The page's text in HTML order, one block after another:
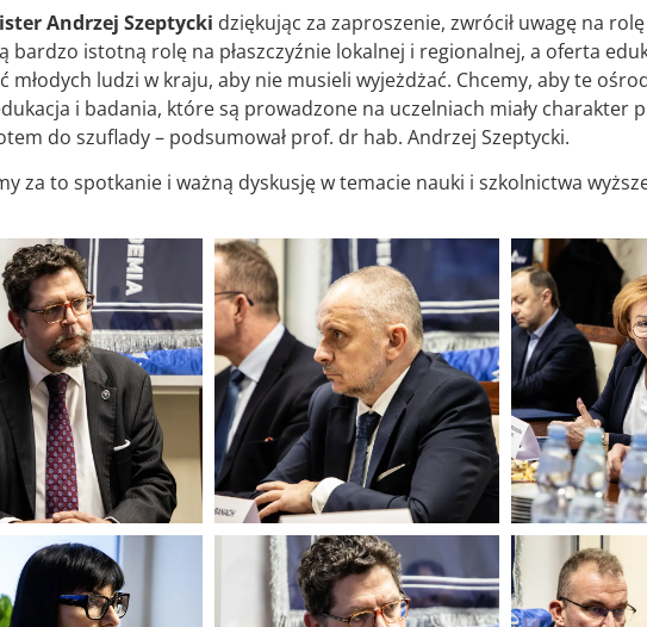
Andrzej Szeptycki dziękując za zaproszenie, zwrócił uwagę na
bardzo istotną rolę na płaszczyźnie lokalnej i regionalnej, a oferta
młodych ludzi w kraju, aby nie musieli wyjeżdżać. Chcemy, aby te
i badania, które są prowadzone na uczelniach miały
do szuflady – podsumował prof. dr hab. Andrzej Szeptycki.
za to spotkanie i ważną dyskusję w temacie nauki i szkolnictwa